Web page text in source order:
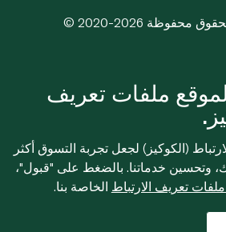
كل الحقوق محفوظة
ملفات تعريف
(الكوكيز) لجعل تجربة التسوق أكثر
وتحسين خدماتنا. بالضغط على "قبول"،
تعريف الارتباط الخاصة بنا.